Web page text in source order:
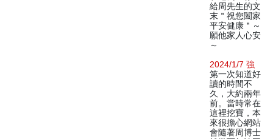
給周先生的文
末＂祝您闔家
平安健康＂～
願他家人心安
～
2024/1/7 強
第一次知道好
讀的時間不
久，大約兩年
前。當時常在
這裡挖寶，本
來很擔心網站
會隨著周博士